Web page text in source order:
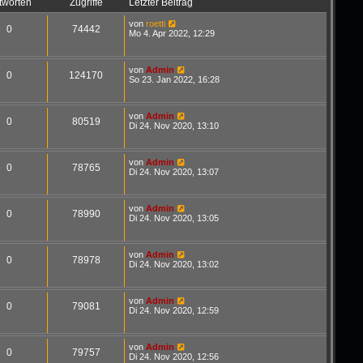
Zugriffe Letzter Beitrag
0 74442 vonroetti
Mo 4. Apr 2022, 12:29
0 124170 von Admin
So 23. Jan 2022, 16:28
0 80519 von Admin
Di 24. Nov 2020, 13:10
0 78765 von Admin
Di 24. Nov 2020, 13:07
0 78990 von Admin
Di 24. Nov 2020, 13:05
0 78978 von Admin
Di 24. Nov 2020, 13:02
0 79081 von Admin
Di 24. Nov 2020, 12:59
0 79757 von Admin
Di 24. Nov 2020, 12:56